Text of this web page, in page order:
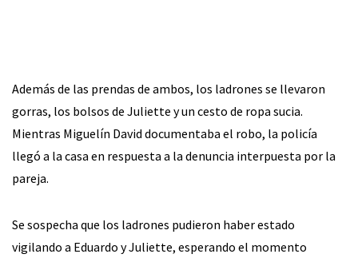
Además de las prendas de ambos, los ladrones se llevaron
gorras, los bolsos de Juliette y un cesto de ropa sucia.
Mientras Miguelín David documentaba el robo, la policía
llegó a la casa en respuesta a la denuncia interpuesta por la
pareja.
Se sospecha que los ladrones pudieron haber estado
vigilando a Eduardo y Juliette, esperando el momento